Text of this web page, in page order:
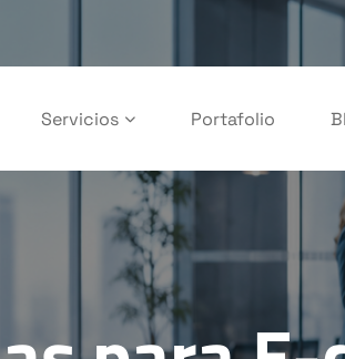
Servicios Portafolio